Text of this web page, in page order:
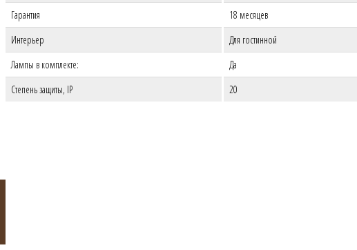
Гарантия
18 месяцев
Интерьер
Для гостинной
Лампы в комплекте:
Да
Степень защиты, IP
20